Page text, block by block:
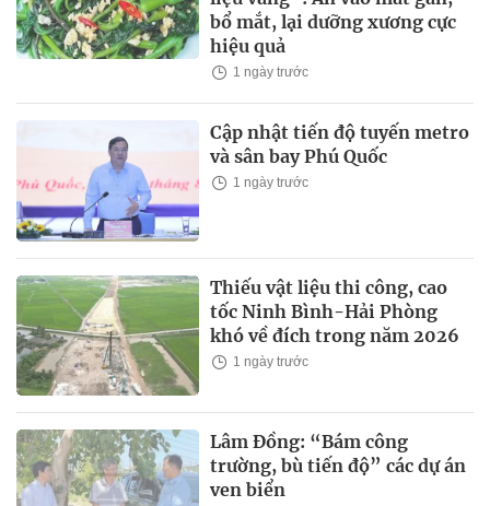
bổ mắt, lại dưỡng xương cực
hiệu quả
1 ngày trước
Cập nhật tiến độ tuyến metro
và sân bay Phú Quốc
1 ngày trước
Thiếu vật liệu thi công, cao
tốc Ninh Bình-Hải Phòng
khó về đích trong năm 2026
1 ngày trước
Lâm Đồng: “Bám công
trường, bù tiến độ” các dự án
ven biển